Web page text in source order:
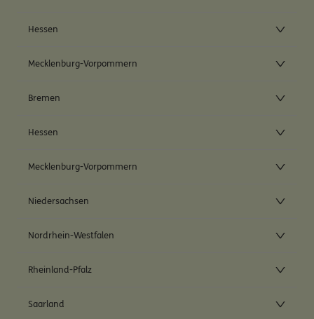
Hessen
Mecklenburg-Vorpommern
Bremen
Hessen
Mecklenburg-Vorpommern
Niedersachsen
Nordrhein-Westfalen
Rheinland-Pfalz
Saarland